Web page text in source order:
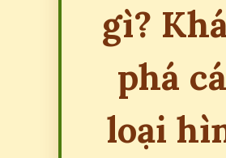
gì?
phá
loại